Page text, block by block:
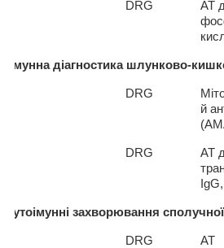
DRG
АТ
діагностика шлунково-
DRG
й
DRG
АТ
IgG
Аутоімунні захворювання
DRG
АТ